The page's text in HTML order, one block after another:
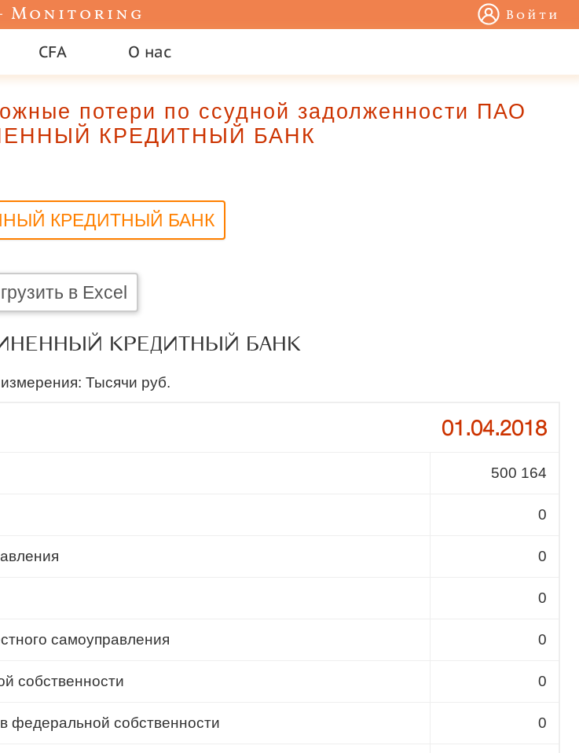
Monitoring Войти
CFA О нас
потери по ссудной задолженности ПАО
КРЕДИТНЫЙ БАНК
КРЕДИТНЫЙ БАНК
в Excel
КРЕДИТНЫЙ БАНК
Тысячи руб.
01.04.2018
500 164
0
0
0
самоуправления 0
собственности 0
федеральной собственности 0